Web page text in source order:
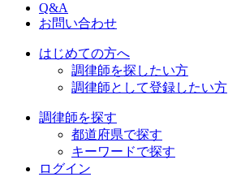
Q&A
お問い合わせ
はじめての方へ
調律師を探したい方
調律師として登録したい方
調律師を探す
都道府県で探す
キーワードで探す
ログイン